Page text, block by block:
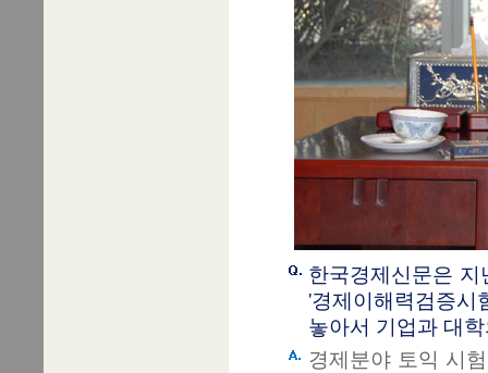
한국경제신문은
'경제이해력검증시
놓아서 기업과 대
경제분야 토익 시